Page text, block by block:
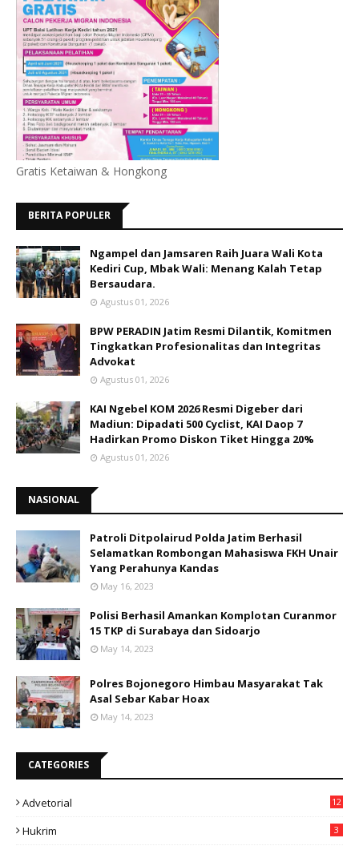
Gratis Ketaiwan & Hongkong
BERITA POPULER
Ngampel dan Jamsaren Raih Juara Wali Kota
Kediri Cup, Mbak Wali: Menang Kalah Tetap
Bersaudara.
Agustus 01, 2026
BPW PERADIN Jatim Resmi Dilantik, Komitmen
Tingkatkan Profesionalitas dan Integritas
Advokat
Agustus 01, 2026
KAI Ngebel KOM 2026 Resmi Digeber dari
Madiun: Dipadati 500 Cyclist, KAI Daop 7
Hadirkan Promo Diskon Tiket Hingga 20%
Agustus 01, 2026
NASIONAL
Patroli Ditpolairud Polda Jatim Berhasil
Selamatkan Rombongan Mahasiswa FKH Unair
Yang Perahunya Kandas
May 16, 2023
Polisi Berhasil Amankan Komplotan Curanmor
15 TKP di Surabaya dan Sidoarjo
May 14, 2023
Polres Bojonegoro Himbau Masyarakat Tak
Asal Sebar Kabar Hoax
May 14, 2023
CATEGORIES
Advetorial 12
Hukrim 3